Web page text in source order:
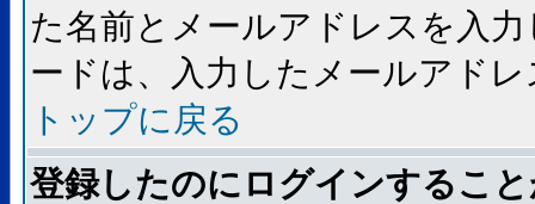
た名前とメールアドレスを入
ードは、入力したメールアド
トップに戻る
登録したのにログインするこ